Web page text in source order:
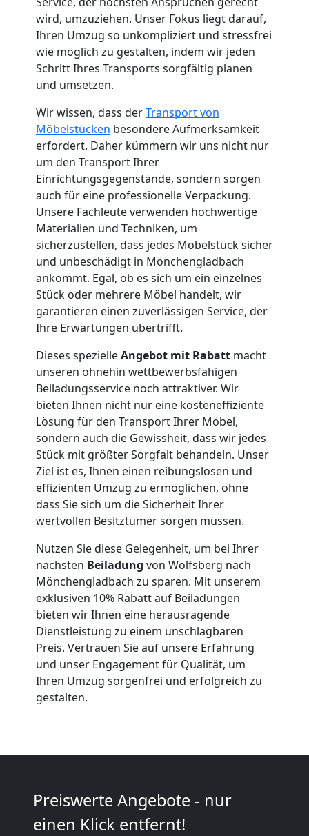
wird, umzuziehen. Unser Fokus liegt darauf,
Ihren Umzug so unkompliziert und stressfrei
wie möglich zu gestalten, indem wir jeden
Schritt Ihres Transports sorgfältig planen
und umsetzen.
Wir wissen, dass derTransport von
Möbelstücken besondere Aufmerksamkeit
erfordert. Daher kümmern wir uns nicht nur
um den Transport Ihrer
Einrichtungsgegenstände, sondern sorgen
auch für eine professionelle Verpackung.
Unsere Fachleute verwenden hochwertige
Materialien und Techniken, um
sicherzustellen, dass jedes Möbelstück sicher
und unbeschädigt in Mönchengladbach
ankommt. Egal, ob es sich um ein einzelnes
Stück oder mehrere Möbel handelt, wir
garantieren einen zuverlässigen Service, der
Ihre Erwartungen übertrifft.
Dieses spezielleAngebot mit Rabatt macht
unseren ohnehin wettbewerbsfähigen
Beiladungsservice noch attraktiver. Wir
bieten Ihnen nicht nur eine kosteneffiziente
Lösung für den Transport Ihrer Möbel,
sondern auch die Gewissheit, dass wir jedes
Stück mit größter Sorgfalt behandeln. Unser
Ziel ist es, Ihnen einen reibungslosen und
effizienten Umzug zu ermöglichen, ohne
dass Sie sich um die Sicherheit Ihrer
wertvollen Besitztümer sorgen müssen.
Nutzen Sie diese Gelegenheit, um bei Ihrer
nächsten Beiladung von Wolfsberg nach
Mönchengladbach zu sparen. Mit unserem
exklusiven 10% Rabatt auf Beiladungen
bieten wir Ihnen eine herausragende
Dienstleistung zu einem unschlagbaren
Preis. Vertrauen Sie auf unsere Erfahrung
und unser Engagement für Qualität, um
Ihren Umzug sorgenfrei und erfolgreich zu
gestalten.
Preiswerte Angebote - nur
einen Klick entfernt!
Küchenumzug
Wolfsberg
Umzug
und
Lagerung
Wolfsberg
Full-
Service-
Umzug
Wolfsberg
Qualitäts-
Umzüge
Wolfsberg
Vereinsumzug
Wolfsberg
Anfrage
Möbeltransport
International